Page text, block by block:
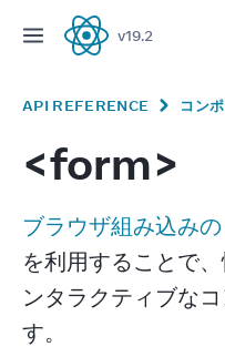
React
v19.2
API REFERENCE コン
<form>
ブラウザ組み込みの
を利用することで
ンタラクティブな
す。